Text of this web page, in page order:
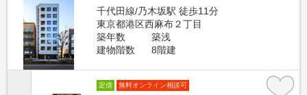
千代田線/乃木坂駅 徒歩11分
東京都港区西麻布２丁目
築年数
築浅
建物階数
8階建
定借 無料オンライン相談可